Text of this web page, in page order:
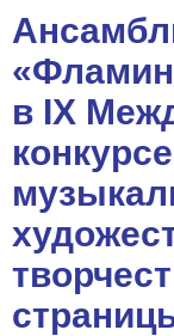
в IX